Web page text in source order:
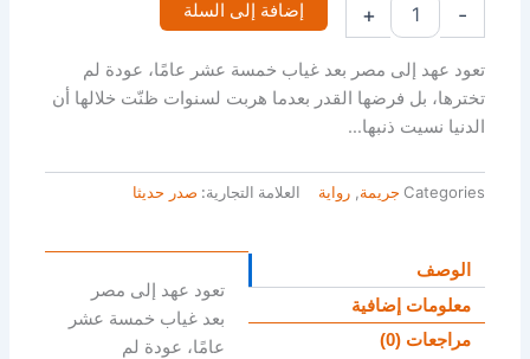
-
+ إضافة إلى السلة
تعود عهد إلى مصر بعد غياب خمسة عشر عامًا، عودة لم
تخترها، بل فرضها القدر بعدما هربت لسنوات ظنّت خلالها أن
الدنيا نسيت ذنبها…
Categories جريمة رواية العلامة التجارية: صدر حديثا
الوصف
معلومات إضافية
مراجعات (0)
تعود عهد إلى مصر
بعد غياب خمسة عشر
عامًا، عودة لم